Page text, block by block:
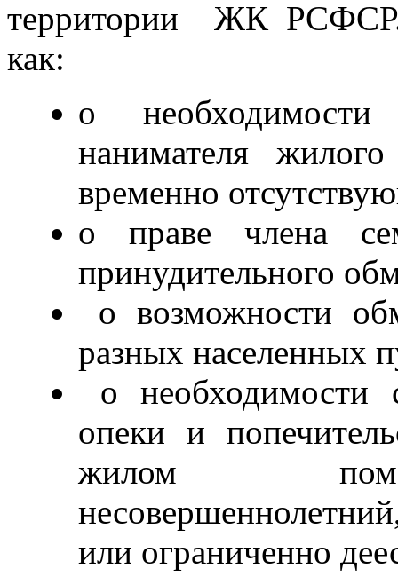
территории ЖК РСФСР.
как:
о
нанимателя
временно
о праве члена
принудительного
о возможности
разных населенных
о необходимости
опеки и
жилом
или ограниченно